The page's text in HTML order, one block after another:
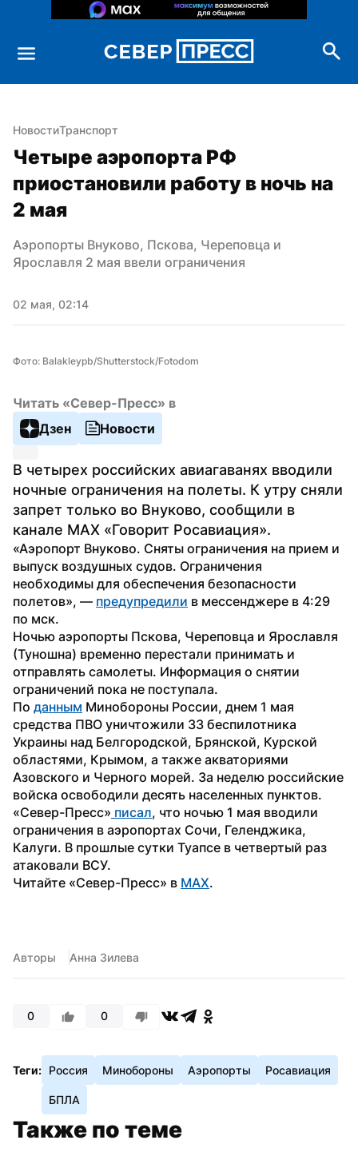
НовостиТранспорт
Четыре аэропорта РФ
приостановили работу в ночь на
2 мая
Аэропорты Внуково, Пскова, Череповца и
Ярославля 2 мая ввели ограничения
02 мая, 02:14
Фото: Balakleypb/Shutterstock/Fotodom
Читать «Север-Пресс» в
Дзен
Новости
В четырех российских авиагаванях вводили
ночные ограничения на полеты. К утру сняли
запрет только во Внуково, сообщили в
канале MAX «Говорит Росавиация».
«Аэропорт Внуково. Сняты ограничения на прием и
выпуск воздушных судов. Ограничения
необходимы для обеспечения безопасности
полетов», — предупредили в мессенджере в 4:29
по мск.
Ночью аэропорты Пскова, Череповца и Ярославля
(Туношна) временно перестали принимать и
отправлять самолеты. Информация о снятии
ограничений пока не поступала.
По данным Минобороны России, днем 1 мая
средства ПВО уничтожили 33 беспилотника
Украины над Белгородской, Брянской, Курской
областями, Крымом, а также акваториями
Азовского и Черного морей. За неделю российские
войска освободили десять населенных пунктов.
«Север-Пресс» писал, что ночью 1 мая вводили
ограничения в аэропортах Сочи, Геленджика,
Калуги. В прошлые сутки Туапсе в четвертый раз
атаковали ВСУ.
Читайте «Север-Пресс» в MAX.
Авторы Анна Зилева
0 0
Теги: Россия Минобороны Аэропорты Росавиация
БПЛА
Также по теме